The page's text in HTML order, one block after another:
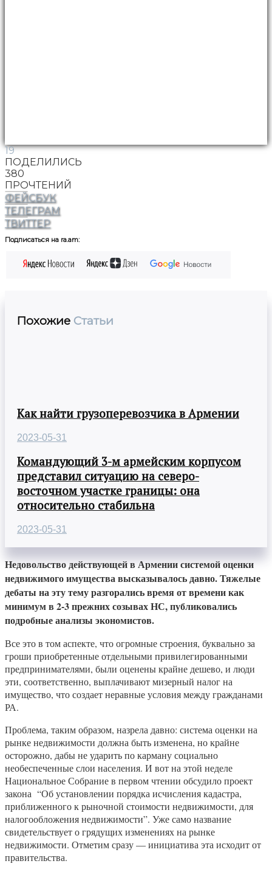
19
ПОДЕЛИЛИСЬ
380
ПРОЧТЕНИЙ
ФЕЙСБУК
ТЕЛЕГРАМ
ТВИТТЕР
Подписаться на ra.am:
Похожие Статьи
Как найти грузоперевозчика в Армении
2023-05-31
Командующий 3-м армейским корпусом
представил ситуацию на северо-
восточном участке границы: она
относительно стабильна
2023-05-31
Недовольство действующей в Армении системой оценки
недвижимого имущества высказывалось давно. Тяжелые
дебаты на эту тему разгорались время от времени как
минимум в 2-3 прежних созывах НС, публиковались
подробные анализы экономистов.
Все это в том аспекте, что огромные строения, буквально за
гроши приобретенные отдельными привилегированными
предпринимателями, были оценены крайне дешево, и люди
эти, соответственно, выплачивают мизерный налог на
имущество, что создает неравные условия между гражданами
РА.
Проблема, таким образом, назрела давно: система оценки на
рынке недвижимости должна быть изменена, но крайне
осторожно, дабы не ударить по карману социально
необеспеченные слои населения. И вот на этой неделе
Национальное Собрание в первом чтении обсудило проект
закона “Об установлении порядка исчисления кадастра,
приближенного к рыночной стоимости недвижимости, для
налогообложения недвижимости”. Уже само название
свидетельствует о грядущих изменениях на рынке
недвижимости. Отметим сразу — инициатива эта исходит от
правительства.